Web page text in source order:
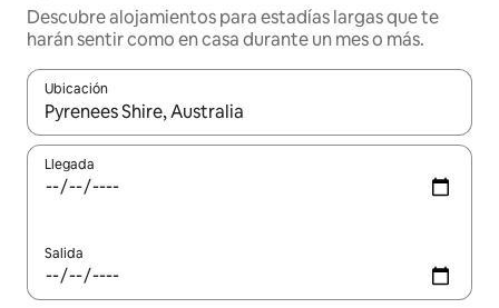
Descubre alojamientos para estadías largas que te
harán sentir como en casa durante un mes o más.
Ubicación
Cuando los resultados estén disponibles, navega con las
Llegada
Salida